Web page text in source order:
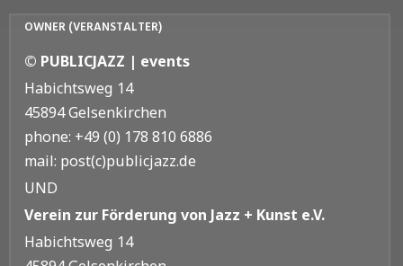
OWNER (VERANSTALTER)
© PUBLICJAZZ | events
Habichtsweg 14
45894 Gelsenkirchen
phone: +49 (0) 178 810 6886
mail: post(c)publicjazz.de
UND
Verein zur Förderung von Jazz + Kunst e.V.
Habichtsweg 14